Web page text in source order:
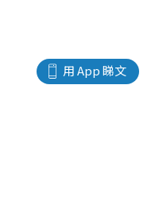
用 App 睇文